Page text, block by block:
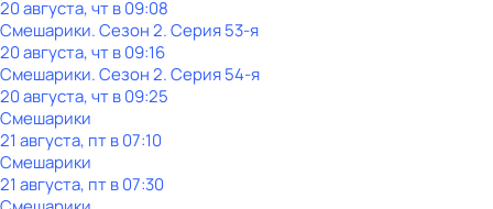
20 августа, чт в 09:08
Смешарики. Сезон 2. Серия 53-я
20 августа, чт в 09:16
Смешарики. Сезон 2. Серия 54-я
20 августа, чт в 09:25
Смешарики
21 августа, пт в 07:10
Смешарики
21 августа, пт в 07:30